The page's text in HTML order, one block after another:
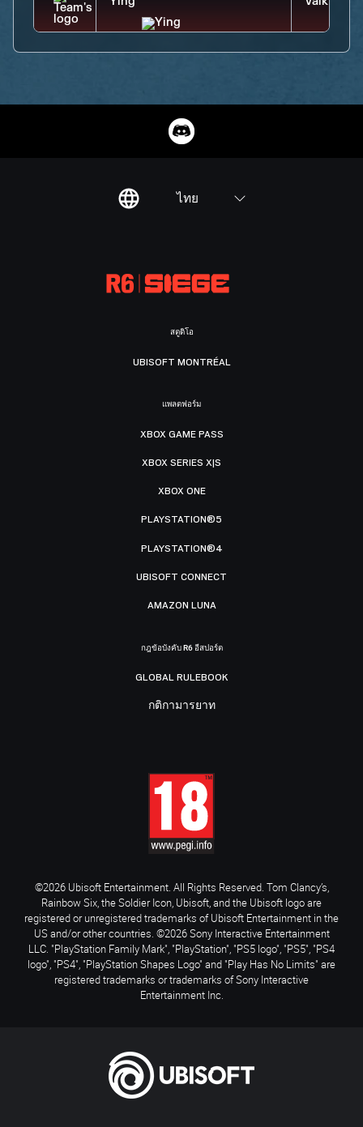
ไทย
สตูดิโอ
UBISOFT MONTRÉAL
แพลตฟอร์ม
XBOX GAME PASS
XBOX SERIES X|S
XBOX ONE
PLAYSTATION®5
PLAYSTATION®4
UBISOFT CONNECT
AMAZON LUNA
กฎข้อบังคับ R6 อีสปอร์ต
GLOBAL RULEBOOK
กติกามารยาท
©2026 Ubisoft Entertainment. All Rights Reserved. Tom Clancy’s,
Rainbow Six, the Soldier Icon, Ubisoft, and the Ubisoft logo are
registered or unregistered trademarks of Ubisoft Entertainment in the
US and/or other countries. ©2026 Sony Interactive Entertainment
LLC. "PlayStation Family Mark", "PlayStation", "PS5 logo", "PS5", "PS4
logo", "PS4", "PlayStation Shapes Logo" and "Play Has No Limits" are
registered trademarks or trademarks of Sony Interactive
Entertainment Inc.